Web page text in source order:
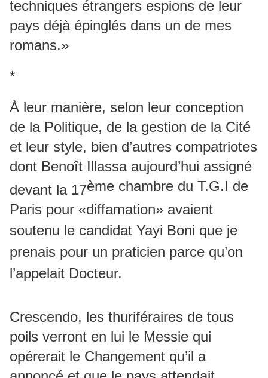
techniques étrangers espions de leur
pays déjà épinglés dans un de mes
romans.»
*
À leur manière, selon leur conception
de la Politique, de la gestion de la Cité
et leur style, bien d’autres compatriotes
dont Benoît Illassa aujourd’hui assigné
devant la 17ème chambre du T.G.I de
Paris pour «diffamation» avaient
soutenu le candidat Yayi Boni que je
prenais pour un praticien parce qu’on
l’appelait Docteur.
Crescendo, les thuriféraires de tous
poils verront en lui le Messie qui
opérerait le Changement qu’il a